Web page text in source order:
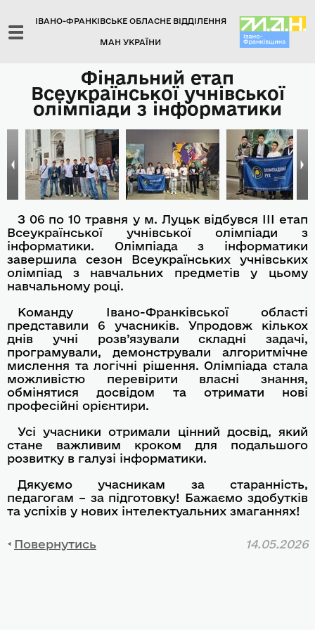
ІВАНО-ФРАНКІВСЬКЕ ОБЛАСНЕ ВІДДІЛЕННЯ
МАН УКРАЇНИ
Фінальний етап
Всеукраїнської учнівської
олімпіади з інформатики
З 06 по 10 травня у м. Луцьк відбувся ІІІ етап
Всеукраїнської учнівської олімпіади з
інформатики. Олімпіада з інформатики
завершила сезон Всеукраїнських учнівських
олімпіад з навчальних предметів у цьому
навчальному році.
Команду Івано-Франківської області
представили 6 учасників. Упродовж кількох
днів учні розв’язували складні задачі,
програмували, демонстрували алгоритмічне
мислення та логічні рішення. Олімпіада стала
можливістю перевірити власні знання,
обмінятися досвідом та отримати нові
професійні орієнтири.
Усі учасники отримали цінний досвід, який
стане важливим кроком для подальшого
розвитку в галузі інформатики.
Дякуємо учасникам за старанність,
педагогам – за підготовку! Бажаємо здобутків
та успіхів у нових інтелектуальних змаганнях!
Повернутись 14.05.2026